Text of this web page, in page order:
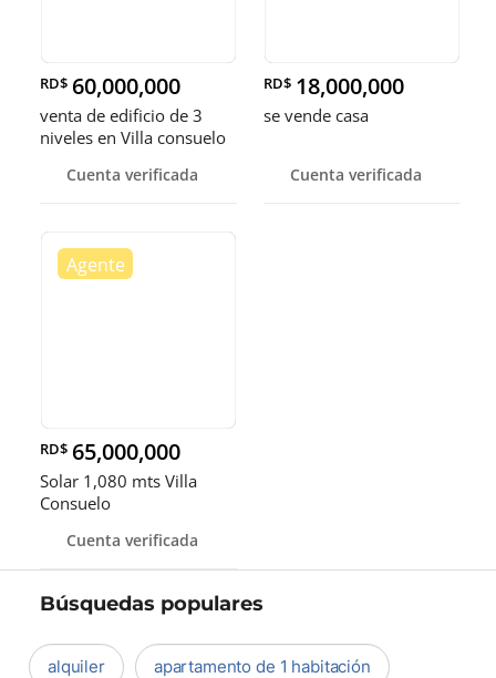
RD$ 60,000,000
venta de edificio de 3
niveles en Villa consuelo
Domingo
Cuenta verificada
RD$ 18,000,000
se vende casa
Cuenta verificada
RD$ 65,000,000
Solar 1,080 mts Villa
Consuelo
Cuenta verificada
Búsquedas populares
alquiler apartamento de 1 habitación